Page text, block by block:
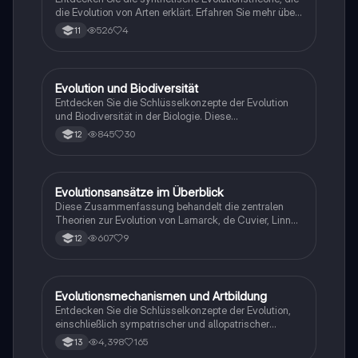
die Evolution von Arten erklärt. Erfahren Sie mehr über
die 6 Evolutionsfaktoren wie Mutation, Selektion und
Gendrift, die die genetische Vielfalt und die
11 526 4
Biologie
Evolution und Biodiversität
Entdecken Sie die Schlüsselkonzepte der Evolution
und Biodiversität in der Biologie. Diese
Zusammenfassung behandelt genetische Variabilität,
Evolutionstheorien (Lamarck und Darwin), natürliche
vorbereiten oder ihr Wissen vertiefen möchten.
12 845 30
Biologie
Evolutionsansätze im Überblick
Diese Zusammenfassung behandelt die zentralen
Theorien zur Evolution von Lamarck, de Cuvier, Linné
und Darwin. Erfahren Sie mehr über die Mechanismen
der natürlichen Selektion, die Katastrophentheorie und
12 607 9
Biologie
Evolutionsmechanismen und Artbildung
Entdecken Sie die Schlüsselkonzepte der Evolution,
einschließlich sympatrischer und allopatrischer
Artbildung, Gendrift, Flaschenhals- und
Gründereffekt, sowie die verschiedenen
13 4,398 165